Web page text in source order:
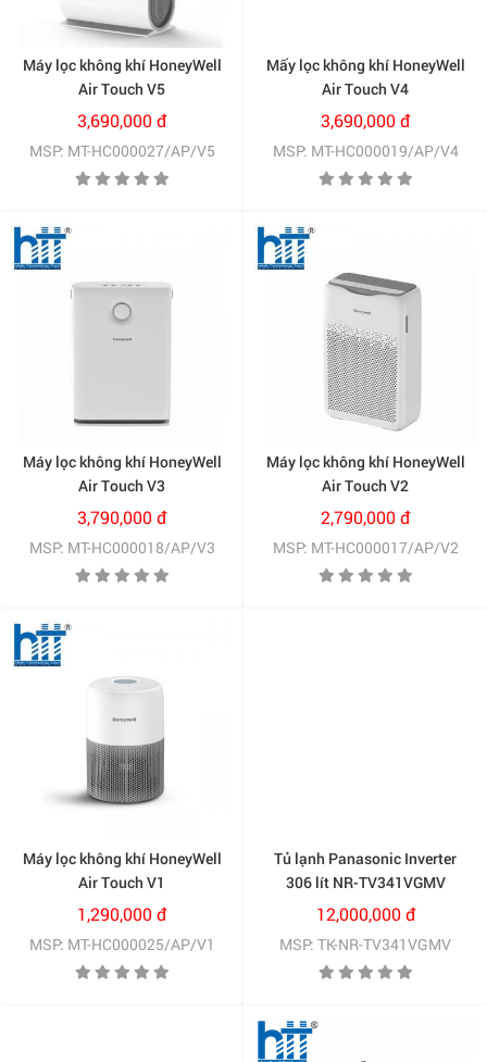
Máy lọc không khí HoneyWell
Air Touch V5
(HC000027/AP/V5)
3,690,000 đ
MSP: MT-HC000027/AP/V5
Máy lọc không khí HoneyWell
Air Touch V3
(HC000018/AP/V3)
3,790,000 đ
MSP: MT-HC000018/AP/V3
Máy lọc không khí HoneyWell
Air Touch V2
(HC000017/AP/V2)
2,790,000 đ
MSP: MT-HC000017/AP/V2
Máy lọc không khí HoneyWell
Air Touch V1
(HC000025/AP/V1)
1,290,000 đ
MSP: MT-HC000025/AP/V1